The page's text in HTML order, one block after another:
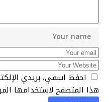
احفظ اسمي، بريدي
هذا المتصفح لاستخدامها